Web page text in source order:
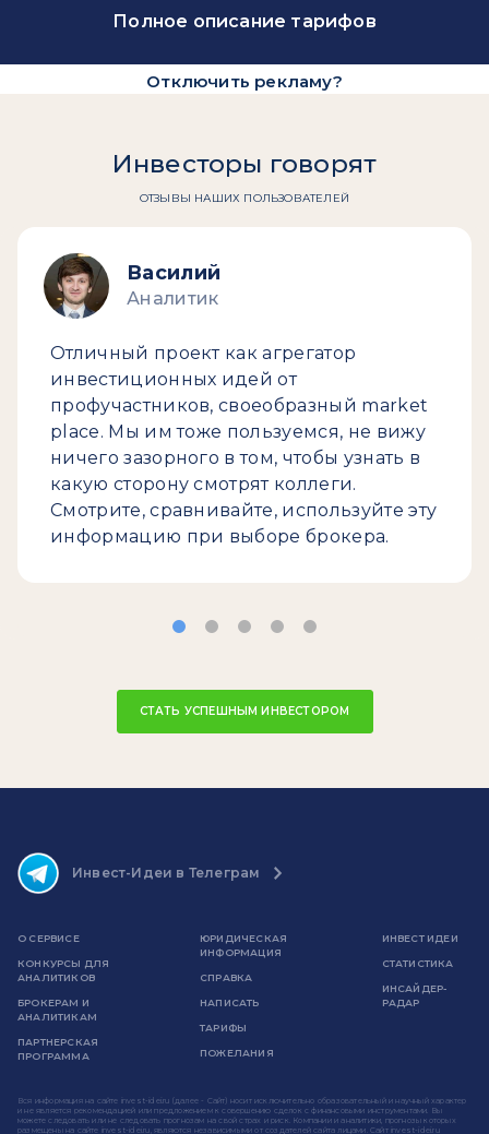
Полное описание тарифов
Отключить рекламу?
Инвесторы говорят
ОТЗЫВЫ НАШИХ ПОЛЬЗОВАТЕЛЕЙ
Василий
Аналитик
Отличный проект как агрегатор
инвестиционных идей от
профучастников, своеобразный market
place. Мы им тоже пользуемся, не вижу
ничего зазорного в том, чтобы узнать в
какую сторону смотрят коллеги.
Смотрите, сравнивайте, используйте эту
информацию при выборе брокера.
СТАТЬ УСПЕШНЫМ ИНВЕСТОРОМ
Инвест-Идеи в Телеграм
О СЕРВИСЕ
КОНКУРСЫ ДЛЯ
АНАЛИТИКОВ
БРОКЕРАМ И
АНАЛИТИКАМ
ПАРТНЕРСКАЯ
ПРОГРАММА
ЮРИДИЧЕСКАЯ
ИНФОРМАЦИЯ
СПРАВКА
НАПИСАТЬ
ТАРИФЫ
ПОЖЕЛАНИЯ
ИНВЕСТ ИДЕИ
СТАТИСТИКА
ИНСАЙДЕР-
РАДАР
Вся информация на сайте invest-idei.ru (далее - Сайт) носит исключительно образовательный и научный характер
и не является рекомендацией или предложением к совершению сделок с финансовыми инструментами. Вы
можете следовать или не следовать прогнозам на свой страх и риск. Компании и аналитики, прогнозы которых
размещены на сайте invest-idei.ru, являются независимыми от создателей сайта лицами. Сайт invest-idei.ru